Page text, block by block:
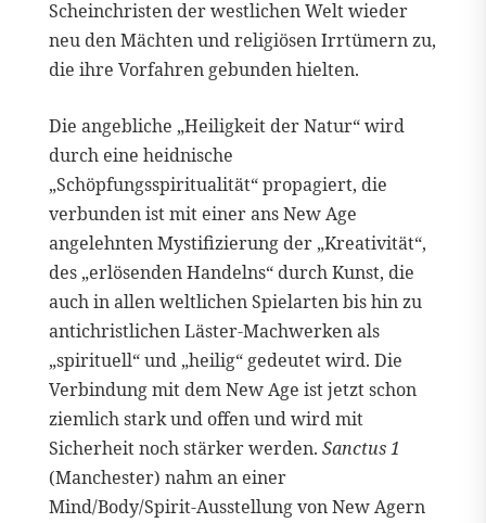
Scheinchristen der westlichen Welt wieder
neu den Mächten und religiösen Irrtümern zu,
die ihre Vorfahren gebunden hielten.
Die angebliche „Heiligkeit der Natur“ wird
durch eine heidnische
„Schöpfungsspiritualität“ propagiert, die
verbunden ist mit einer ans New Age
angelehnten Mystifizierung der „Kreativität“,
des „erlösenden Handelns“ durch Kunst, die
auch in allen weltlichen Spielarten bis hin zu
antichristlichen Läster-Machwerken als
„spirituell“ und „heilig“ gedeutet wird. Die
Verbindung mit dem New Age ist jetzt schon
ziemlich stark und offen und wird mit
Sicherheit noch stärker werden. Sanctus 1
(Manchester) nahm an einer
Mind/Body/Spirit-Ausstellung von New Agern